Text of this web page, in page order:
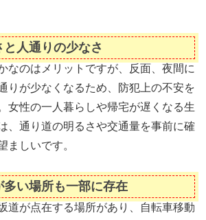
人通りの少なさ
なのはメリットですが、反面、夜間に
りが少なくなるため、防犯上の不安を
女性の一人暮らしや帰宅が遅くなる生
、通り道の明るさや交通量を事前に確
ましいです。
多い場所も一部に存在
道が点在する場所があり、自転車移動